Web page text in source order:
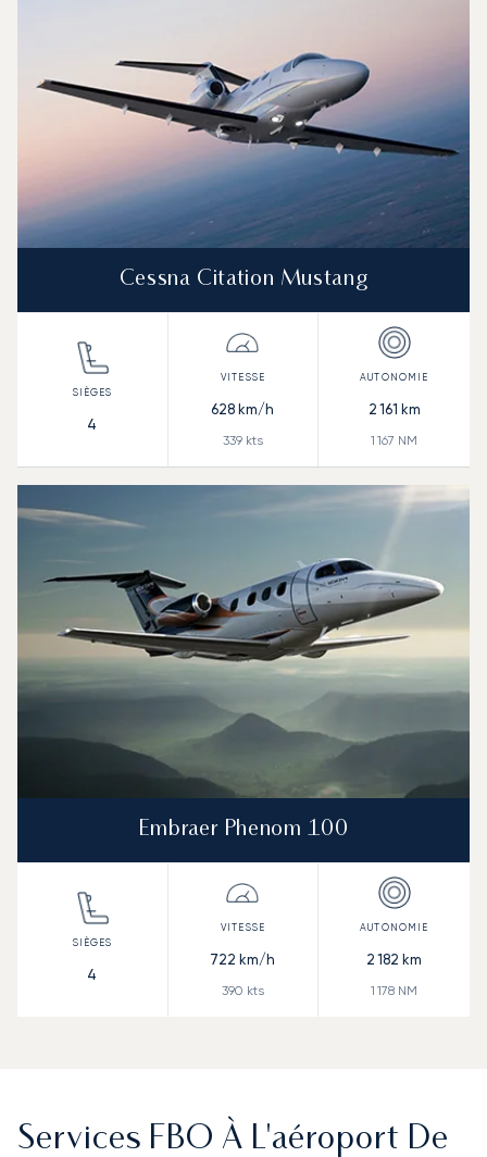
Cessna Citation Mustang
4
628 km/h
339kts
2 161 km
1 167 NM
Embraer Phenom 100
4
722 km/h
390 kts
2 182 km
1 178 NM
Services FBO À L'aéroport De